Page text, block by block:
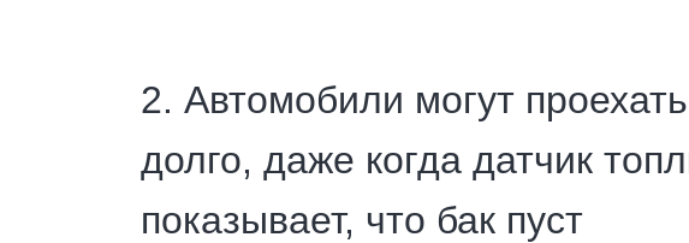
2. Автомобили могут
долго, даже когда датчик
показывает, что бак пуст